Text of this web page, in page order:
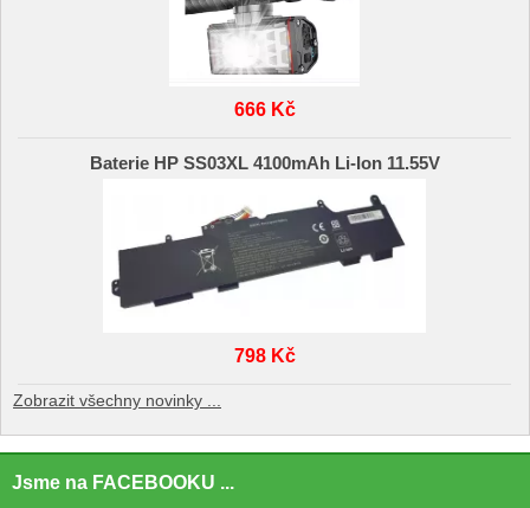
666 Kč
Baterie HP SS03XL 4100mAh Li-Ion 11.55V
798 Kč
Zobrazit všechny novinky ...
Jsme na FACEBOOKU ...